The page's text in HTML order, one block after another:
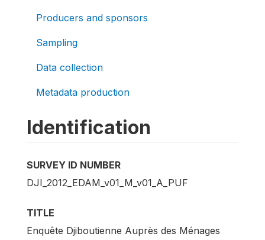
Producers and sponsors
Sampling
Data collection
Metadata production
Identification
SURVEY ID NUMBER
DJI_2012_EDAM_v01_M_v01_A_PUF
TITLE
Enquête Djiboutienne Auprès des Ménages